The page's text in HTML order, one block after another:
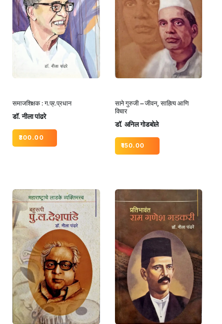
समाजशिक्षक : ग.प्र.प्रधान
डॉ. नीला पांढरे
300.00
साने गुरुजी – जीवन, साहित्य आणि
विचार
डॉ. अनिल गोडबोले
150.00